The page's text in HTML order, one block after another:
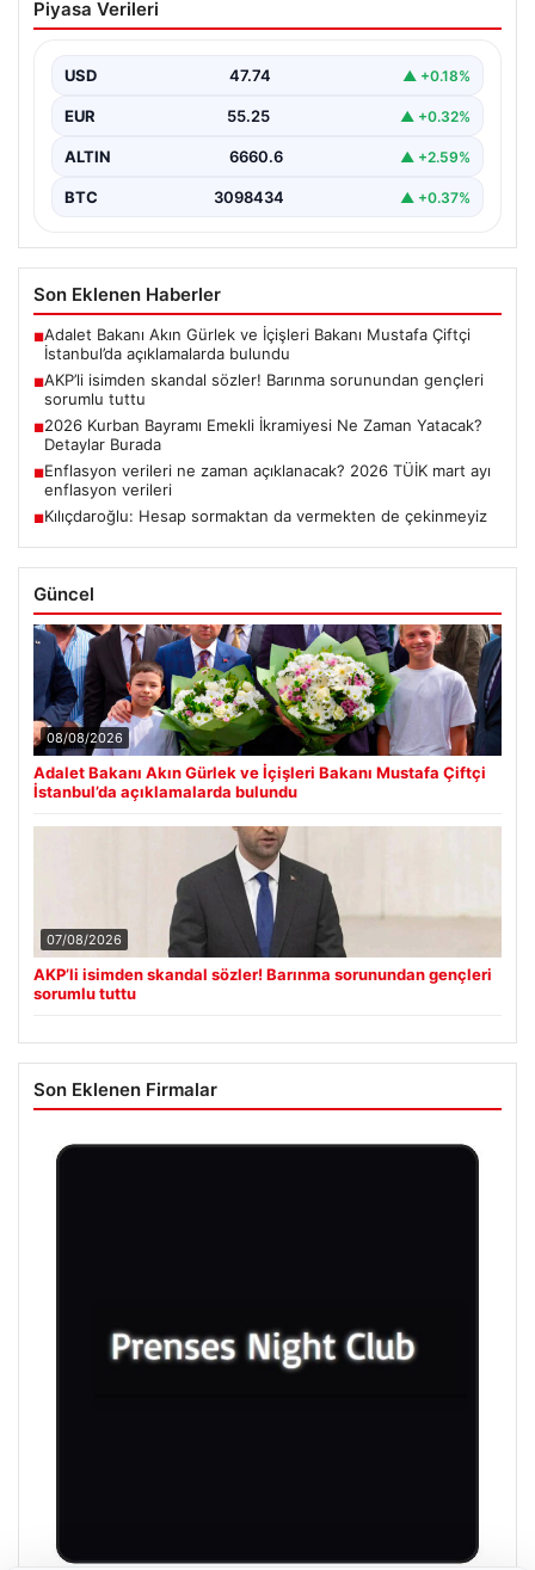
sorunundan gençleri sorumlu tuttu
Sorunu ve Gençlerin Sorumluluğu Üzerine Tartışmalar”,
“content”:…
Piyasa Verileri
USD 47.74 ▲ +0.18%
EUR 55.25 ▲ +0.32%
ALTIN 6660.6 ▲ +2.59%
BTC 3098434 ▲ +0.37%
Son Eklenen Haberler
■Adalet Bakanı Akın Gürlek ve İçişleri Bakanı Mustafa Çiftçi
İstanbul’da açıklamalarda bulundu
■AKP’li isimden skandal sözler! Barınma sorunundan gençleri
sorumlu tuttu
■2026 Kurban Bayramı Emekli İkramiyesi Ne Zaman Yatacak?
Detaylar Burada
■Enflasyon verileri ne zaman açıklanacak? 2026 TÜİK mart ayı
enflasyon verileri
■Kılıçdaroğlu: Hesap sormaktan da vermekten de çekinmeyiz
Güncel
08/08/2026
Adalet Bakanı Akın Gürlek ve İçişleri Bakanı Mustafa Çiftçi
İstanbul’da açıklamalarda bulundu
07/08/2026
AKP’li isimden skandal sözler! Barınma sorunundan gençleri
sorumlu tuttu
Son Eklenen Firmalar